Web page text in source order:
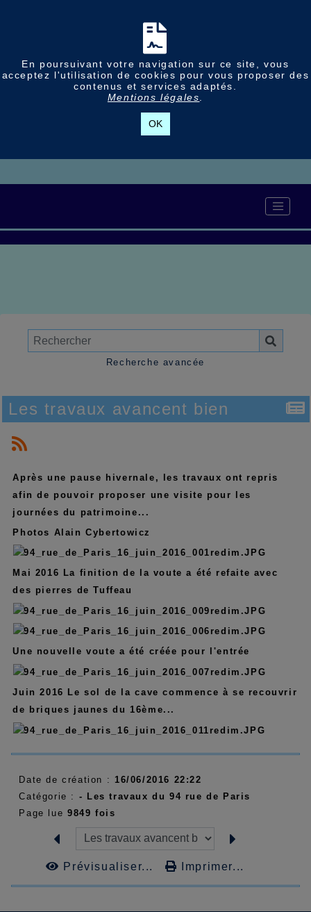
En poursuivant votre navigation sur ce site, vous
acceptez l'utilisation de cookies pour vous proposer des
contenus et services adaptés.
Mentions légales
OK
Recherche avancée
Les travaux avancent bien
Après une pause hivernale, les travaux ont repris
afin de pouvoir proposer une visite pour les
journées du patrimoine...
Photos Alain Cybertowicz
Mai 2016 La finition de la voute a été refaite avec
des pierres de Tuffeau
Une nouvelle voute a été créée pour l'entrée
Juin 2016 Le sol de la cave commence à se recouvrir
de briques jaunes du 16ème...
Date de création : 16/06/2016 22:22
Catégorie : - Les travaux du 94 rue de Paris
Page lue 9849 fois
Prévisualiser... Imprimer...